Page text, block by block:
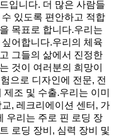
입니다. 더 많은 사람들
있도록 편안하고 적합
목표로 합니다.우리는
어합니다.우리의 체육
그들의 삶에서 진정한
것이 여러분의 희망이
으로 디자인에 전문, 전
조 및 수출.우리는 이미
, 레크리에이션 센터, 가
우리는 주로 핀 로딩 장
로딩 장비, 심력 장비 및